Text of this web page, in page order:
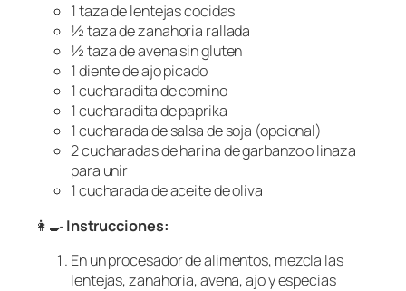
1 taza de lentejas cocidas
½ taza de zanahoria rallada
½ taza de avena sin gluten
1 diente de ajo picado
1 cucharadita de comino
1 cucharadita de paprika
1 cucharada de salsa de soja (opcional)
2 cucharadas de harina de garbanzo o linaza
para unir
1 cucharada de aceite de oliva
👩‍🍳Instrucciones:
En un procesador de alimentos, mezcla las
lentejas, zanahoria, avena, ajo y especias